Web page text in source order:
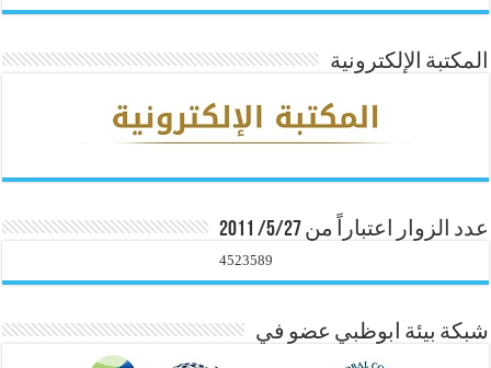
المكتبة الإلكترونية
عدد الزوار اعتباراً من 5/27/ 2011
4523589
شبكة بيئة ابوظبي عضو في